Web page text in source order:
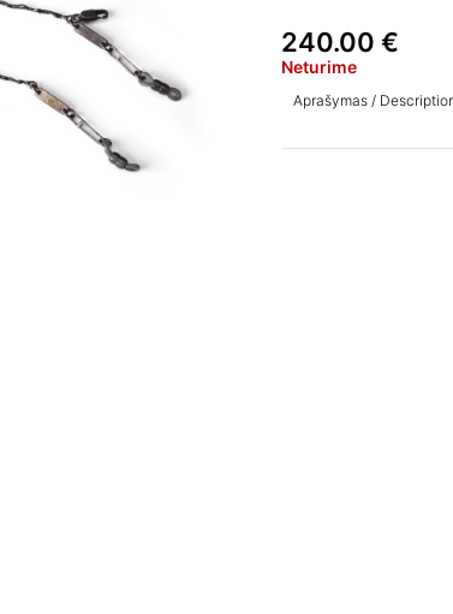
240.00 €
Neturime
Aprašymas /